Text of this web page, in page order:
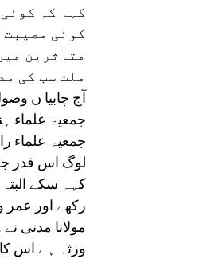
کہا کہ
کوئی
متاثرین
ملت سب کی
آج چابیا ں
جمعیۃ علماء
لوگ اس قدر
کہہ سکے
رکھے اور
مولانا مدنی
ورثہ ہے اس